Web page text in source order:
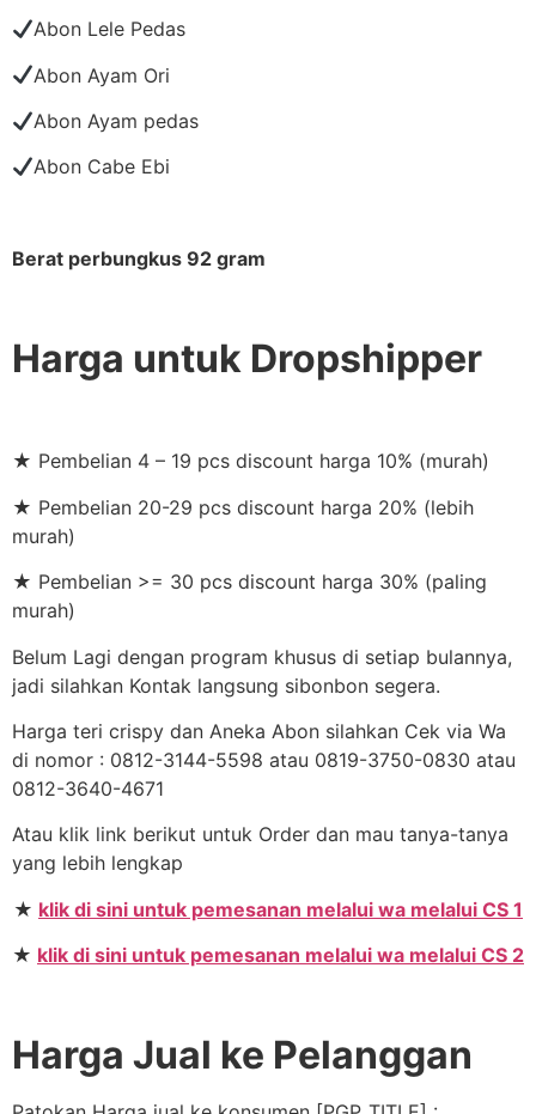
Abon Lele Pedas
Abon Ayam Ori
Abon Ayam pedas
Abon Cabe Ebi
Berat perbungkus 92 gram
Harga untuk Dropshipper
★ Pembelian 4 – 19 pcs discount harga 10% (murah)
★ Pembelian 20-29 pcs discount harga 20% (lebih
murah)
★ Pembelian >= 30 pcs discount harga 30% (paling
murah)
Belum Lagi dengan program khusus di setiap bulannya,
jadi silahkan Kontak langsung sibonbon segera.
Harga teri crispy dan Aneka Abon silahkan Cek via Wa
di nomor : 0812-3144-5598 atau 0819-3750-0830 atau
0812-3640-4671
Atau klik link berikut untuk Order dan mau tanya-tanya
yang lebih lengkap
★ klik di sini untuk pemesanan melalui wa melalui CS 1
★ klik di sini untuk pemesanan melalui wa melalui CS 2
Harga Jual ke Pelanggan